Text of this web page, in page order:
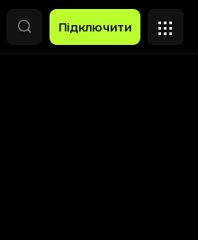
Підключити